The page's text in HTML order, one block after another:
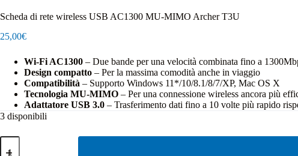
Scheda di rete wireless USB AC1300 MU-MIMO Archer T3U
25,00€
Wi-Fi AC1300 – Due bande per una velocità combinata fino a
Design compatto – Per la massima comodità anche in viaggio
Compatibilità – Supporto Windows 11*/10/8.1/8/7/XP, Mac OS X
Tecnologia MU-MIMO – Per una connessione wireless ancora più
Adattatore USB 3.0 – Trasferimento dati fino a 10 volte più rapido
3 disponibili
Scheda
di